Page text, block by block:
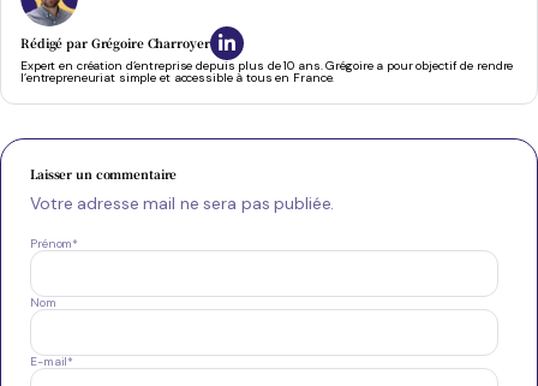
Rédigé par Grégoire Charroyer
Expert en création d’entreprise depuis plus de 10 ans. Grégoire a pour objectif de rendre
l’entrepreneuriat simple et accessible à tous en France.
Laisser un commentaire
Votre adresse mail ne sera pas publiée.
Prénom*
Nom
E-mail*